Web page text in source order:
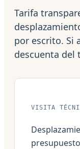
Tarifa
por escrito. Si
descuenta del
VISITA
presupuesto